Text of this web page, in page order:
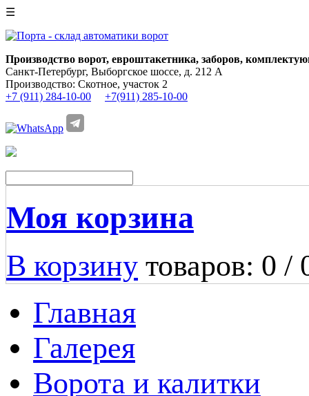
☰
Производство ворот, евроштакетника, заборов,
Санкт-Петербург, Выборгское шоссе, д. 212 А
Производство: Скотное, участок 2
+7 (911) 284-10-00
+7(911) 285-10-00
Моя корзина
В корзину товаров: 0 /
Главная
Галерея
Ворота и калитки